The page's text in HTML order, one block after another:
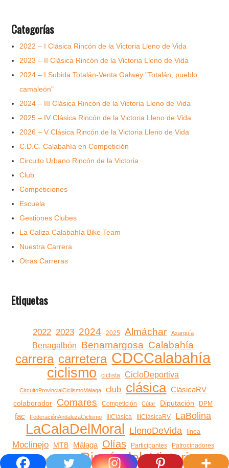
Categorías
2022 – I Clásica Rincón de la Victoria Lleno de Vida
2023 – II Clásica Rincón de la Victoria Lleno de Vida
2024 – I Subida Totalán-Venta Galwey "Totalán, pueblo
camaleón"
2024 – III Clásica Rincón de la Victoria Lleno de Vida
2025 – IV Clásica Rincón de la Victoria Lleno de Vida
2026 – V Clásica Rincón de la Victoria Lleno de Vida
C.D.C. Calabahía en Competición
Circuito Urbano Rincón de la Victoria
Club
Competiciones
Escuela
Gestiones Clubes
La Caliza Calabahía Bike Team
Nuestra Carrera
Otras Carreras
Etiquetas
2022 2023 2024 2025 Almáchar Axarquía
Benagalbón Benamargosa Calabahía
carrera carretera CDCCalabahía
ciclismo ciclista CicloDeportiva
CircuitoProvincialCiclismoMálaga club clásica ClásicaRV
colaborador Comares Competición Cútar Diputación DPM
fac FederaciónAndaluzaCiclismo IIIClásica IIIClásicaRV LaBolina
LaCalaDelMoral LlenoDeVida línea
Moclinejo MTB Málaga Olías Participantes Patrocinadores
patrocinio rincón RincóndelaVictoria